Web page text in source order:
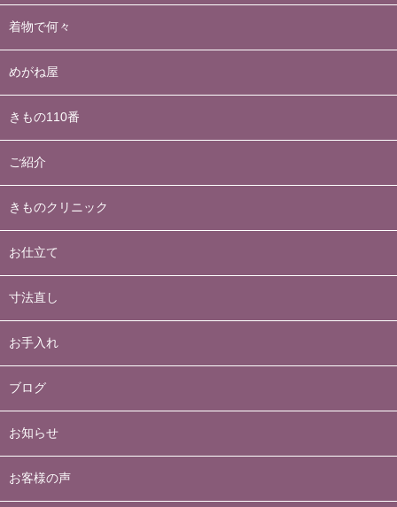
着物で何々
めがね屋
きもの110番
ご紹介
きものクリニック
お仕立て
寸法直し
お手入れ
ブログ
お知らせ
お客様の声